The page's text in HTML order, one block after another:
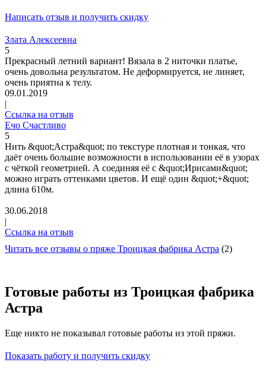
Написать отзыв и получить скидку
Злата Алексеевна
5
Прекрасный летний вариант! Вязала в 2 ниточки платье,
очень довольна результатом. Не деформируется, не линяет,
очень приятна к телу.
09.01.2019
|
Ссылка на отзыв
Ечо Счастливо
5
Нить &quot;Астра&quot; по текстуре плотная и тонкая, что
даёт очень большие возможности в использовании её в узорах
с чёткой геометрией. А соединяя её с &quot;Ирисами&quot;
можно играть оттенками цветов. И ещё один &quot;+&quot;
длина 610м.
30.06.2018
|
Ссылка на отзыв
Читать все отзывы о пряже Троицкая фабрика Астра (2)
Готовые работы из Троицкая фабрика
Астра
Еще никто не показывал готовые работы из этой пряжи.
Показать работу и получить скидку